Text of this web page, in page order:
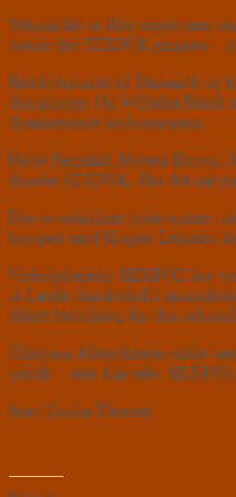
Seksualitet er ikke noget man
opstår der SEXPOL grupper –
Reich kommer til Danmark og
demagoger. Og Wilhelm Reich
dominerende psykoterapeut.
Helle Fagralid, Morten Brovn,
danske SEXPOL. Før det går
Der er adskillige gode scener i
kampen mod Kasper Leisners
Virkelighedens SEXPOL har
at Lærke Sanderhoffs
idéers betydning for den
Christian Albrechtsens enkle
subtilt – men klar tale.
foto: Emilia Therese